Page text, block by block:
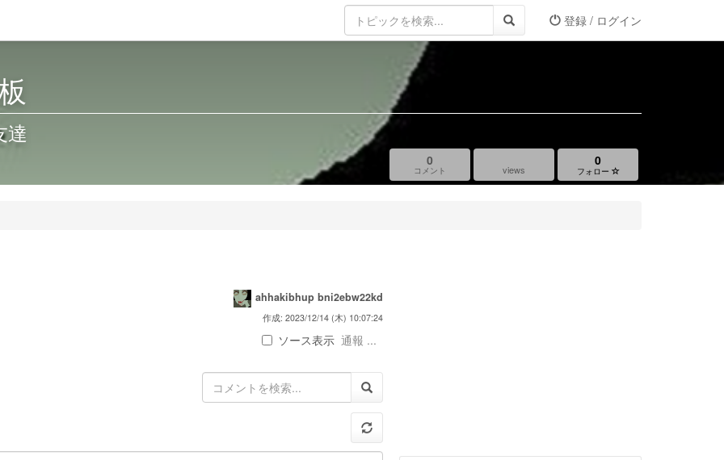
登録 / ログイン
達
0
コメント views
0
フォロー
ahhakibhup bni2ebw22kd
作成: 2023/12/14 (木) 10:07:24
ソース表示 通報 ...